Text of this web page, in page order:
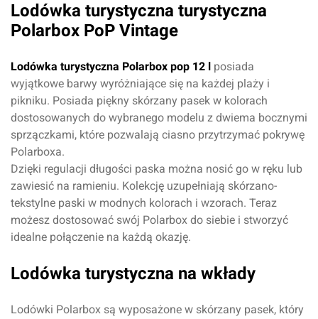
Lodówka turystyczna turystyczna
Polarbox PoP Vintage
Lodówka turystyczna Polarbox pop 12 l
posiada
wyjątkowe barwy wyróżniające się na każdej plaży i
pikniku. Posiada piękny skórzany pasek w kolorach
dostosowanych do wybranego modelu z dwiema bocznymi
sprzączkami, które pozwalają ciasno przytrzymać pokrywę
Polarboxa.
Dzięki regulacji długości paska można nosić go w ręku lub
zawiesić na ramieniu. Kolekcję uzupełniają skórzano-
tekstylne paski w modnych kolorach i wzorach. Teraz
możesz dostosować swój Polarbox do siebie i stworzyć
idealne połączenie na każdą okazję.
Lodówka turystyczna na wkłady
Lodówki Polarbox są wyposażone w skórzany pasek, który